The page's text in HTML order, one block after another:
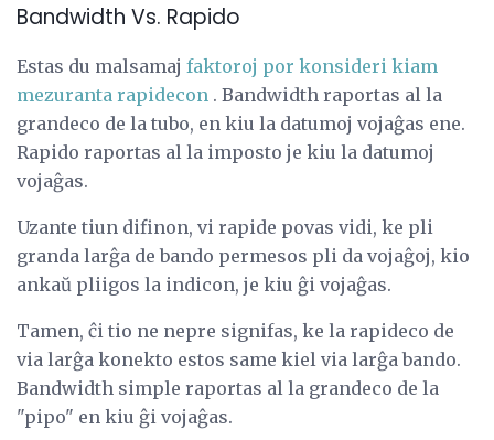
Bandwidth Vs. Rapido
Estas du malsamaj faktoroj por konsideri kiam
mezuranta rapidecon . Bandwidth raportas al la
grandeco de la tubo, en kiu la datumoj vojaĝas ene.
Rapido raportas al la imposto je kiu la datumoj
vojaĝas.
Uzante tiun difinon, vi rapide povas vidi, ke pli
granda larĝa de bando permesos pli da vojaĝoj, kio
ankaŭ pliigos la indicon, je kiu ĝi vojaĝas.
Tamen, ĉi tio ne nepre signifas, ke la rapideco de
via larĝa konekto estos same kiel via larĝa bando.
Bandwidth simple raportas al la grandeco de la
"pipo" en kiu ĝi vojaĝas.